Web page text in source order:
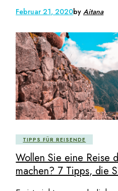
Februar 21, 2020byAitana
TIPPS FÜR REISENDE
Wollen Sie eine Reise
machen? 7 Tipps, die